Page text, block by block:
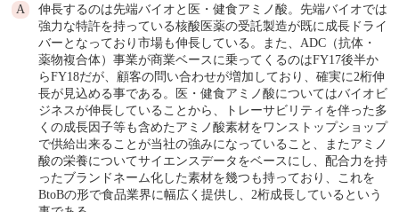
伸長するのは先端バイオと医・健食アミノ酸。先端バイオでは
強力な特許を持っている核酸医薬の受託製造が既に成長ドライ
バーとなっており市場も伸長している。また、ADC（抗体・
薬物複合体）事業が商業ベースに乗ってくるのはFY17後半か
らFY18だが、顧客の問い合わせが増加しており、確実に2桁伸
長が見込める事である。医・健食アミノ酸についてはバイオビ
ジネスが伸長していることから、トレーサビリティを伴った多
くの成長因子等も含めたアミノ酸素材をワンストップショップ
で供給出来ることが当社の強みになっていること、またアミノ
酸の栄養についてサイエンスデータをベースにし、配合力を持
ったブランドネーム化した素材を幾つも持っており、これを
BtoBの形で食品業界に幅広く提供し、2桁成長しているという